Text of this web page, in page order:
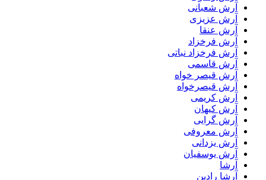
آرش شعبانی
آرش عزیزی
آرش عنقا
آرش فرخزاد
آرش فرخزاد نباتی
آرش قاسمی
آرش قیصر خواه
آرش قیصرخواه
آرش کریمی
آرش کیهان
آرش گرایی
آرش معروفی
آرش یزدانی
آرش یوسفیان
آرشا
آرشا رادین